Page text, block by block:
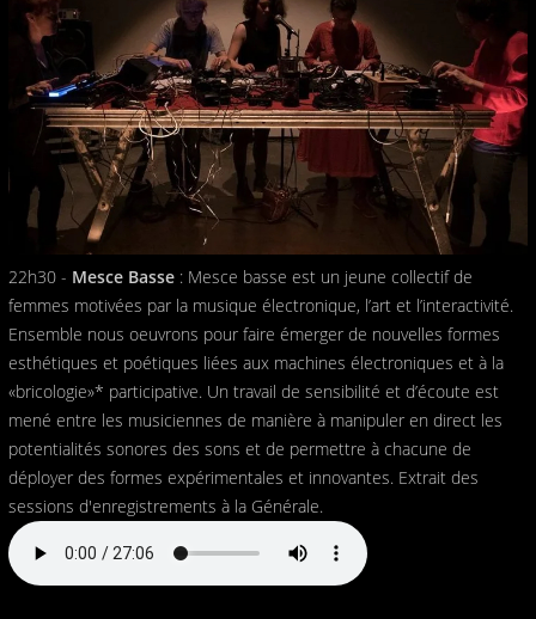
22h30 - Mesce Basse : Mesce basse est un jeune collectif de
femmes motivées par la musique électronique, l’art et l’interactivité.
Ensemble nous oeuvrons pour faire émerger de nouvelles formes
esthétiques et poétiques liées aux machines électroniques et à la
«bricologie»* participative. Un travail de sensibilité et d’écoute est
mené entre les musiciennes de manière à manipuler en direct les
potentialités sonores des sons et de permettre à chacune de
déployer des formes expérimentales et innovantes. Extrait des
sessions d'enregistrements à la Générale.